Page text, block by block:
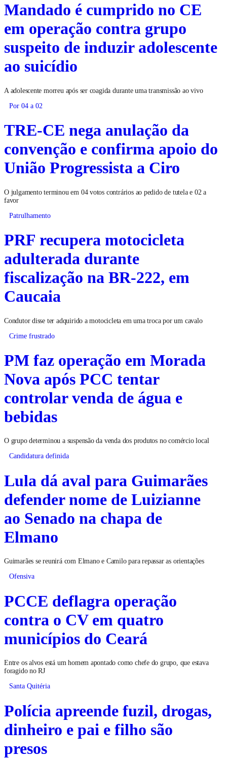
Mandado é cumprido no CE
em operação contra grupo
suspeito de induzir adolescente
ao suicídio
A adolescente morreu após ser coagida durante uma transmissão ao vivo
Por 04 a 02
TRE-CE nega anulação da
convenção e confirma apoio do
União Progressista a Ciro
O julgamento terminou em 04 votos contrários ao pedido de tutela e 02 a
favor
Patrulhamento
PRF recupera motocicleta
adulterada durante
fiscalização na BR-222, em
Caucaia
Condutor disse ter adquirido a motocicleta em uma troca por um cavalo
Crime frustrado
PM faz operação em Morada
Nova após PCC tentar
controlar venda de água e
bebidas
O grupo determinou a suspensão da venda dos produtos no comércio local
Candidatura definida
Lula dá aval para Guimarães
defender nome de Luizianne
ao Senado na chapa de
Elmano
Guimarães se reunirá com Elmano e Camilo para repassar as orientações
Ofensiva
PCCE deflagra operação
contra o CV em quatro
municípios do Ceará
Entre os alvos está um homem apontado como chefe do grupo, que estava
foragido no RJ
Santa Quitéria
Polícia apreende fuzil, drogas,
dinheiro e pai e filho são
presos